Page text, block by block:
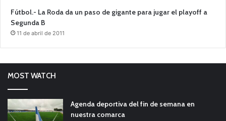
Fútbol.- La Roda da un paso de gigante para jugar el playoff a
Segunda B
11 de abril de 2011
MOST WATCH
Agenda deportiva del fin de semana en
nuestra comarca